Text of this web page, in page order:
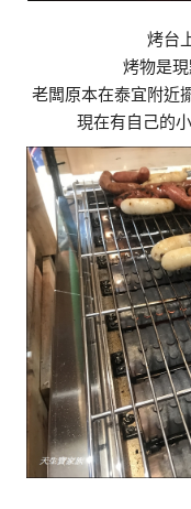
烤台
烤物是
老闆原本在泰宜附近
現在有自己的